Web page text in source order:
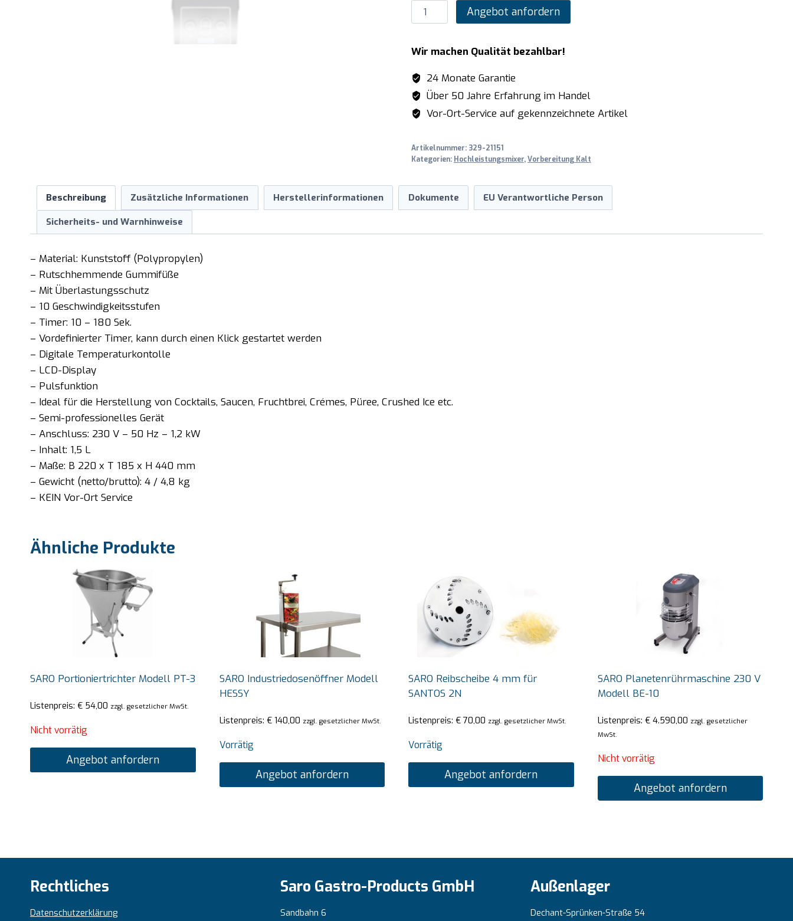
SARO
Hochleistungsmixer
TM
900
S,
schwarz
Menge
Angebot anfordern
Wir machen Qualität bezahlbar!
24 Monate Garantie
Über 50 Jahre Erfahrung im Handel
Vor-Ort-Service auf gekennzeichnete Artikel
Artikelnummer: 329-21151
Kategorien: Hochleistungsmixer,Vorbereitung Kalt
Beschreibung Zusätzliche Informationen Herstellerinformationen Dokumente EU Verantwortliche Person
Sicherheits- und Warnhinweise
– Material: Kunststoff (Polypropylen)
– Rutschhemmende Gummifüße
– Mit Überlastungsschutz
– 10 Geschwindigkeitsstufen
– Timer: 10 – 180 Sek.
– Vordefinierter Timer, kann durch einen Klick gestartet werden
– Digitale Temperaturkontolle
– LCD-Display
– Pulsfunktion
– Ideal für die Herstellung von Cocktails, Saucen, Fruchtbrei, Crémes, Püree, Crushed Ice etc.
– Semi-professionelles Gerät
– Anschluss: 230 V – 50 Hz – 1,2 kW
– Inhalt: 1,5 L
– Maße: B 220 x T 185 x H 440 mm
– Gewicht (netto/brutto): 4 / 4,8 kg
– KEIN Vor-Ort Service
Ähnliche Produkte
SARO Portioniertrichter Modell PT-3
Listenpreis: € 54,00 zzgl. gesetzlicher MwSt.
Nicht vorrätig
Angebot anfordern
SARO Industriedosenöffner Modell
HESSY
Listenpreis: €140,00 zzgl. gesetzlicher MwSt.
Vorrätig
Angebot anfordern
SARO Reibscheibe 4 mm für
SANTOS 2N
Listenpreis: € 70,00 zzgl. gesetzlicher MwSt.
Vorrätig
Angebot anfordern
SARO Planetenrührmaschine 230 V
Modell BE-10
Listenpreis: €4.590,00 zzgl. gesetzlicher
MwSt.
Nicht vorrätig
Angebot anfordern
Rechtliches
Datenschutzerklärung
Saro Gastro-Products GmbH
Sandbahn 6
Außenlager
Dechant-Sprünken-Straße 54